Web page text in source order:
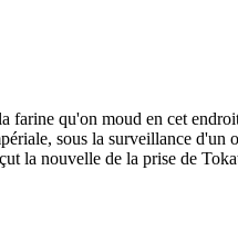
qu'on moud en cet
sous la surveillance d'un
la nouvelle de la prise de